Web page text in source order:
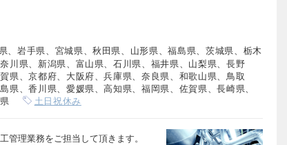
、岩手県、宮城県、秋田県、山形県、福島県、茨城県、栃木
川県、新潟県、富山県、石川県、福井県、山梨県、長野
県、京都府、大阪府、兵庫県、奈良県、和歌山県、鳥取
県、香川県、愛媛県、高知県、福岡県、佐賀県、長崎県、
土日祝休み
管理業務をご担当して頂きます。